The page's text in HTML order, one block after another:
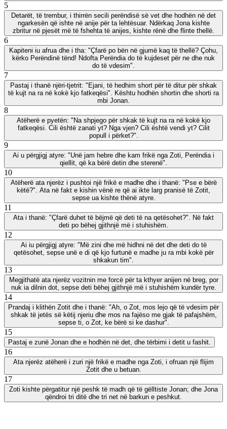
5
Detarët, të trembur, i thirrën secili perëndisë së vet dhe hodhën në det
ngarkesën që ishte në anije për ta lehtësuar. Ndërkaq Jona kishte
zbritur në pjesët më të fshehta të anijes, kishte rënë dhe flinte thellë.
6
Kapiteni iu afrua dhe i tha: "Çfarë po bën në gjumë kaq të thellë? Çohu,
kërko Perëndinë tënd! Ndofta Perëndia do të kujdeset për ne dhe nuk
do të vdesim".
7
Pastaj i thanë njëri-tjetrit: "Ejani, të hedhim short për të ditur për shkak
të kujt na ra në kokë kjo fatkeqësi". Kështu hodhën shortin dhe shorti ra
mbi Jonan.
8
Atëherë e pyetën: "Na shpjego për shkak të kujt na ra në kokë kjo
fatkeqësi. Cili është zanati yt? Nga vjen? Cili është vendi yt? Cilit
popull i përket?".
9
Ai u përgjigj atyre: "Unë jam hebre dhe kam frikë nga Zoti, Perëndia i
qiellit, që ka bërë detin dhe sterenë".
10
Atëherë ata njerëz i pushtoi një frikë e madhe dhe i thanë: "Pse e bërë
këtë?". Ata në fakt e kishin vënë re që ai ikte larg pranisë të Zotit,
sepse ua kishte thënë atyre.
11
Ata i thanë: "Çfarë duhet të bëjmë që deti të na qetësohet?". Në fakt
deti po bëhej gjithnjë më i stuhishëm.
12
Ai iu përgjigj atyre: "Më zini dhe më hidhni në det dhe deti do të
qetësohet, sepse unë e di që kjo furtunë e madhe ju ra mbi kokë për
shkakun tim".
13
Megjithatë ata njerëz vozitnin me forcë për ta kthyer anijen në breg, por
nuk ia dilnin dot, sepse deti bëhej gjithnjë më i stuhishëm kundër tyre.
14
Prandaj i klithën Zotit dhe i thanë: "Ah, o Zot, mos lejo që të vdesim për
shkak të jetës së këtij njeriu dhe mos na fajëso me gjak të pafajshëm,
sepse ti, o Zot, ke bërë si ke dashur".
15
Pastaj e zunë Jonan dhe e hodhën në det, dhe tërbimi i detit u fashit.
16
Ata njerëz atëherë i zuri një frikë e madhe nga Zoti, i ofruan një flijim
Zotit dhe u betuan.
17
Zoti kishte përgatitur një peshk të madh që të gëlltiste Jonan; dhe Jona
qëndroi tri ditë dhe tri net në barkun e peshkut.